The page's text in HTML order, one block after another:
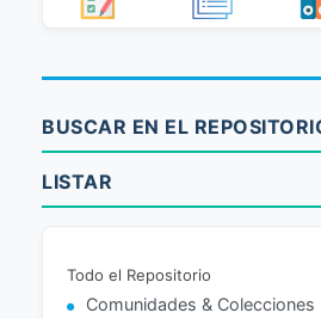
BUSCAR EN EL
LISTAR
Todo el Repositorio
Comunidades & Colecciones